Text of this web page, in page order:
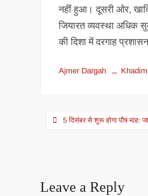
नहीं हुआ। दूसरी ओर,
जियारत व्यवस्था अधिक
की दिशा में दरगाह
Ajmer Dargah
Post5 दिसंबर से शुरू होगा पौष माह:
Leave a Reply